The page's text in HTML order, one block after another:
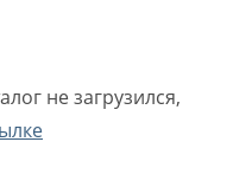
не загрузился,